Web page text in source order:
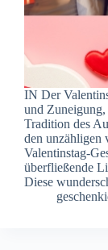
IN Der
und
Tradition des
den unzähligen
Valentinstag-
überfließende
Diese